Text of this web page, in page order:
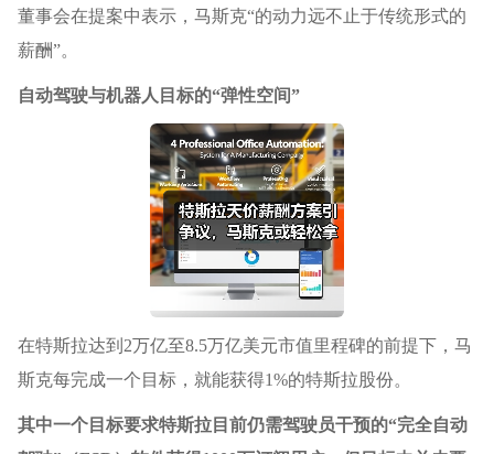
董事会在提案中表示，马斯克“的动力远不止于传统形式的
薪酬”。
自动驾驶与机器人目标的“弹性空间”
在特斯拉达到2万亿至8.5万亿美元市值里程碑的前提下，马
斯克每完成一个目标，就能获得1%的特斯拉股份。
其中一个目标要求特斯拉目前仍需驾驶员干预的“完全自动